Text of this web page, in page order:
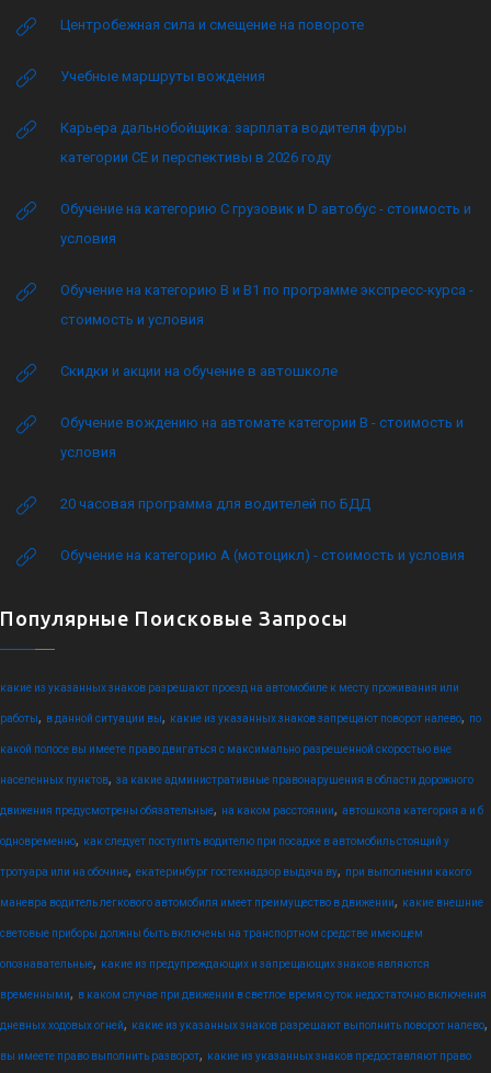
Центробежная сила и смещение на повороте
Учебные маршруты вождения
Карьера дальнобойщика: зарплата водителя фуры
категории CE и перспективы в 2026 году
Обучение на категорию C грузовик и D автобус - стоимость и
условия
Обучение на категорию B и B1 по программе экспресс-курса -
стоимость и условия
Скидки и акции на обучение в автошколе
Обучение вождению на автомате категории B - стоимость и
условия
20 часовая программа для водителей по БДД
Обучение на категорию А (мотоцикл) - стоимость и условия
Популярные Поисковые Запросы
какие из указанных знаков разрешают проезд на автомобиле к месту проживания или
работы, в данной ситуации вы, какие из указанных знаков запрещают поворот налево, по
какой полосе вы имеете право двигаться с максимально разрешенной скоростью вне
населенных пунктов, за какие административные правонарушения в области дорожного
движения предусмотрены обязательные, на каком расстоянии, автошкола категория а и б
одновременно, как следует поступить водителю при посадке в автомобиль стоящий у
тротуара или на обочине, екатеринбург гостехнадзор выдача ву, при выполнении какого
маневра водитель легкового автомобиля имеет преимущество в движении, какие внешние
световые приборы должны быть включены на транспортном средстве имеющем
опознавательные, какие из предупреждающих и запрещающих знаков являются
временными, в каком случае при движении в светлое время суток недостаточно включения
дневных ходовых огней, какие из указанных знаков разрешают выполнить поворот налево,
вы имеете право выполнить разворот, какие из указанных знаков предоставляют право